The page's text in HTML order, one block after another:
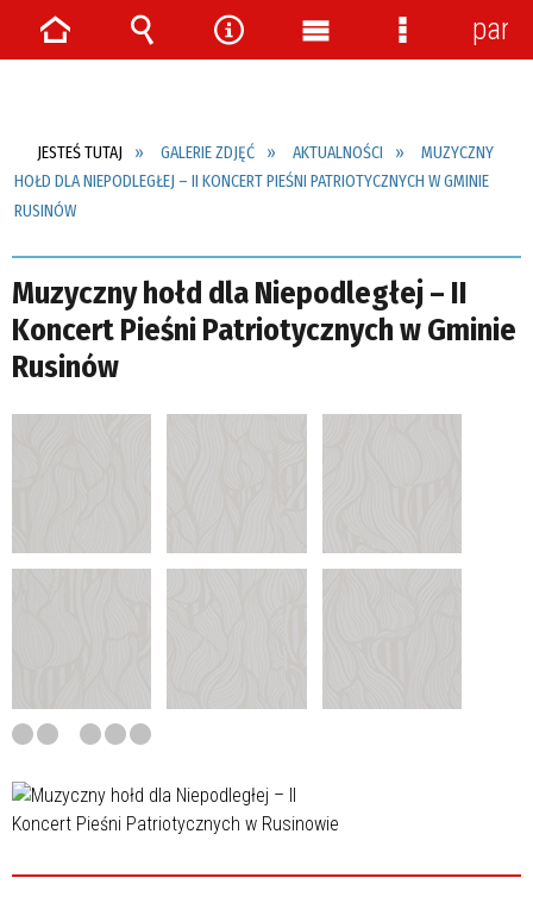
JESTEŚ TUTAJ GALERIE ZDJĘĆ AKTUALNOŚCI
MUZYCZNY
HOŁD DLA NIEPODLEGŁEJ – II KONCERT PIEŚNI PATRIOTYCZNYCH W GMINIE
RUSINÓW
Muzyczny hołd dla Niepodległej – II
Koncert Pieśni Patriotycznych w Gminie
Rusinów
Strona Wyszukiwarka
NarzędziaMenu
Menu
panel